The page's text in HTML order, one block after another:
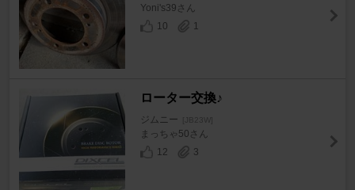
Yoni's39さん
10
1
ローター交換♪
ジムニー [JB23W]
まっちゃ50さん
12
3